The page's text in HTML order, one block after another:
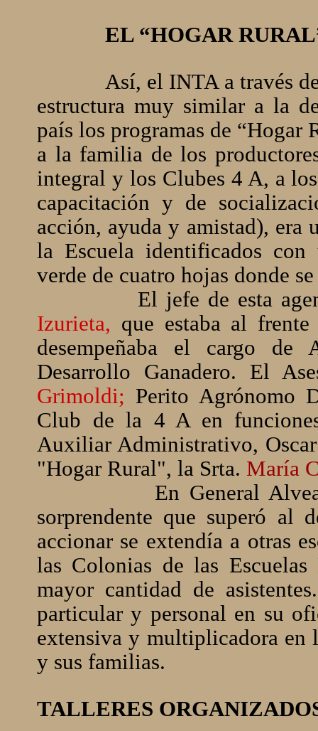
EL “HOGAR
Así, el INTA a través
estructura muy similar a la
país los programas de “Hogar
a la familia de los
integral y los Clubes 4 A, a
capacitación y de
acción, ayuda y amistad),
la Escuela identificados
verde de cuatro hojas donde
El jefe de esta
Izurieta, que estaba al
desempeñaba el cargo de
Desarrollo Ganadero. El
Grimoldi; Perito Agrónomo
Club de la 4 A en
Auxiliar Administrativo, Oscar
"Hogar Rural", la Srta. María
En General
sorprendente que superó al
accionar se extendía a otras
las Colonias de las
mayor cantidad de
particular y personal en su
extensiva y multiplicadora en
y sus familias.
TALLERES